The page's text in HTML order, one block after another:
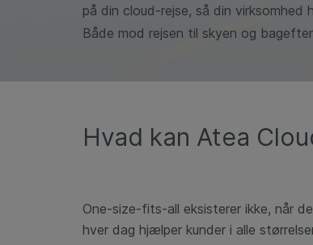
på din cloud-rejse, så din
Både mod rejsen til skyen og bagefter
Hvad kan Atea
One-size-fits-all eksisterer ikke, når
hver dag hjælper kunder i alle